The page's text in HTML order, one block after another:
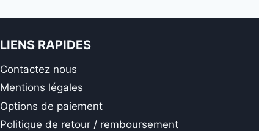
LIENS RAPIDES
Contactez nous
Mentions légales
Options de paiement
Politique de retour / remboursement